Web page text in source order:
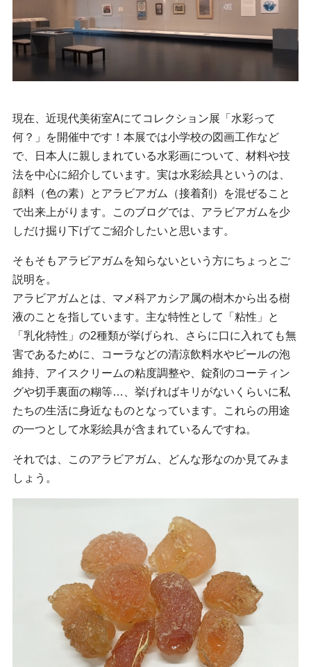
現在、近現代美術室Aにてコレクション展「水彩って
何？」を開催中です！本展では小学校の図画工作など
で、日本人に親しまれている水彩画について、材料や技
法を中心に紹介しています。実は水彩絵具というのは、
顔料（色の素）とアラビアガム（接着剤）を混ぜること
で出来上がります。このブログでは、アラビアガムを少
しだけ掘り下げてご紹介したいと思います。
そもそもアラビアガムを知らないという方にちょっとご
説明を。
アラビアガムとは、マメ科アカシア属の樹木から出る樹
液のことを指しています。主な特性として「粘性」と
「乳化特性」の2種類が挙げられ、さらに口に入れても無
害であるために、コーラなどの清涼飲料水やビールの泡
維持、アイスクリームの粘度調整や、錠剤のコーティン
グや切手裏面の糊等…、挙げればキリがないくらいに私
たちの生活に身近なものとなっています。これらの用途
の一つとして水彩絵具が含まれているんですね。
それでは、このアラビアガム、どんな形なのか見てみま
しょう。